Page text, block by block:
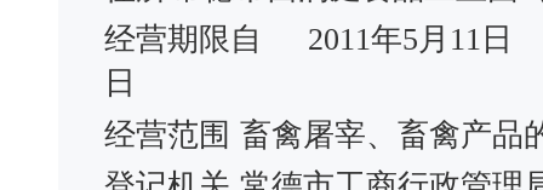
经营期限自
2011年5月11日
日
经营范围 畜禽屠宰、畜禽产品